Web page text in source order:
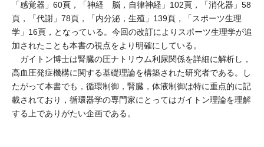
「感覚器」60頁，「神経 脳，自律神経」102頁，「消化器」58
頁，「代謝」78頁，「内分泌，生殖」139頁，「スポーツ生理
学」16頁，となっている。今回の改訂によりスポーツ生理学が追
加されたことも本書の視点をより明確にしている。
ガイトン博士は腎臓の圧ナトリウム利尿関係を詳細に解析し，
高血圧発症機構に関する基礎理論を構築された研究者である。し
たがって本書でも，循環制御，腎臓，体液制御は特に重点的に記
載されており，循環器学の専門家にとってはガイトン理論を理解
する上でありがたい企画である。